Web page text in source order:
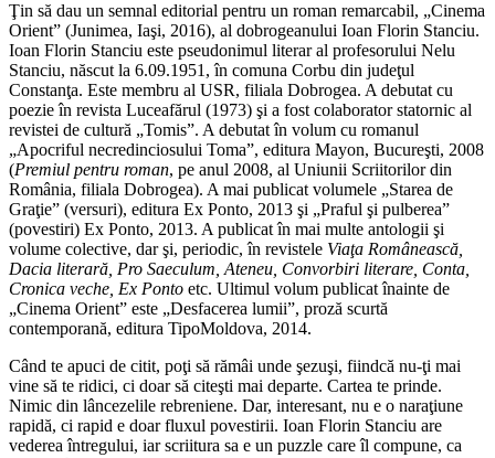
Ţin să dau un semnal editorial pentru un roman remarcabil, „Cinema
Orient” (Junimea, Iaşi, 2016), al dobrogeanului Ioan Florin Stanciu.
Ioan Florin Stanciu este pseudonimul literar al profesorului Nelu
Stanciu, născut la 6.09.1951, în comuna Corbu din judeţul
Constanţa. Este membru al USR, filiala Dobrogea. A debutat cu
poezie în revista Luceafărul (1973) şi a fost colaborator statornic al
revistei de cultură „Tomis”. A debutat în volum cu romanul
„Apocriful necredinciosului Toma”, editura Mayon, Bucureşti, 2008
(Premiul pentru roman, pe anul 2008, al Uniunii Scriitorilor din
România, filiala Dobrogea). A mai publicat volumele „Starea de
Graţie” (versuri), editura Ex Ponto, 2013 şi „Praful şi pulberea”
(povestiri) Ex Ponto, 2013. A publicat în mai multe antologii şi
volume colective, dar şi, periodic, în revistele Viaţa Românească,
Dacia literară, Pro Saeculum, Ateneu, Convorbiri literare, Conta,
Cronica veche, Ex Ponto etc. Ultimul volum publicat înainte de
„Cinema Orient” este „Desfacerea lumii”, proză scurtă
contemporană, editura TipoMoldova, 2014.
Când te apuci de citit, poţi să rămâi unde şezuşi, fiindcă nu-ţi mai
vine să te ridici, ci doar să citeşti mai departe. Cartea te prinde.
Nimic din lâncezelile rebreniene. Dar, interesant, nu e o naraţiune
rapidă, ci rapid e doar fluxul povestirii. Ioan Florin Stanciu are
vederea întregului, iar scriitura sa e un puzzle care îl compune, ca